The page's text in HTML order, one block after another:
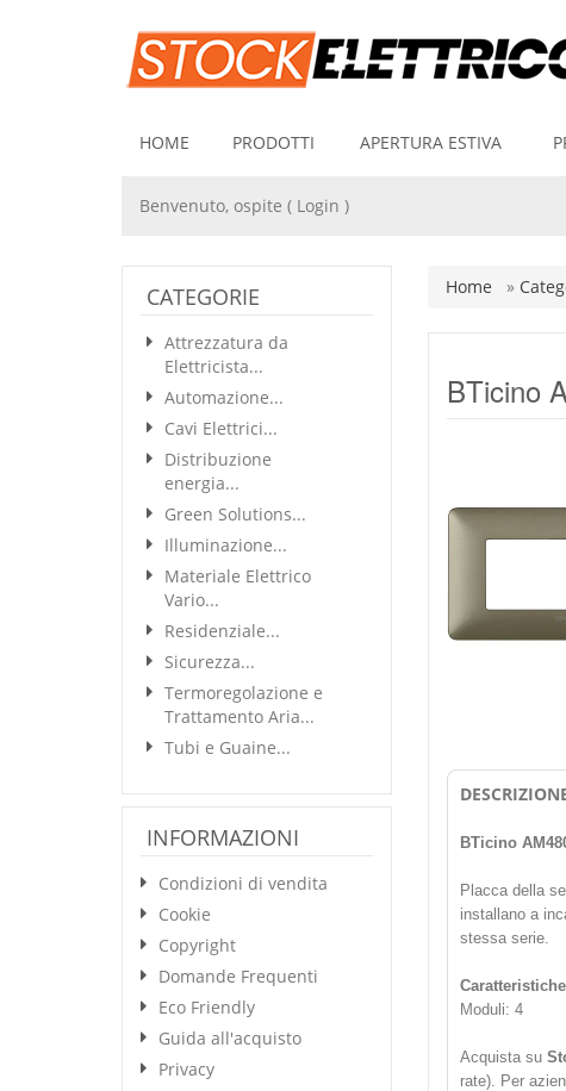
HOME PRODOTTI APERTURA ESTIVA
Benvenuto, ospite ( Login )
Home »
BTicino
BTicino
Placca della
installano a
stessa serie.
Moduli: 4
Acquista su
rate). Per
CATEGORIE
Attrezzatura da
Elettricista...
Automazione...
Cavi Elettrici...
Distribuzione
energia...
Green Solutions...
Illuminazione...
Materiale Elettrico
Vario...
Residenziale...
Sicurezza...
Termoregolazione e
Trattamento Aria...
Tubi e Guaine...
INFORMAZIONI
Condizioni di vendita
Cookie
Copyright
Domande Frequenti
Eco Friendly
Guida all'acquisto
Privacy